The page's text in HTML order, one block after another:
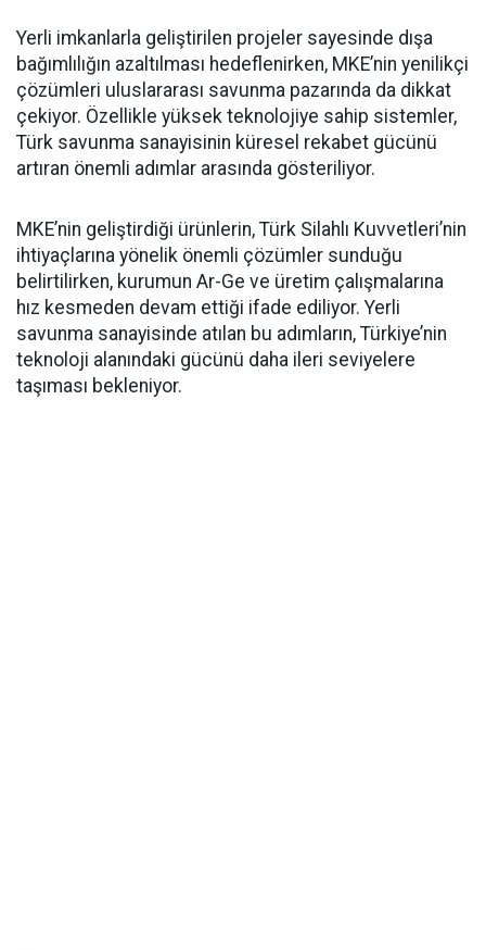
Yerli imkanlarla geliştirilen projeler sayesinde dışa
bağımlılığın azaltılması hedeflenirken, MKE’nin yenilikçi
çözümleri uluslararası savunma pazarında da dikkat
çekiyor. Özellikle yüksek teknolojiye sahip sistemler,
Türk savunma sanayisinin küresel rekabet gücünü
artıran önemli adımlar arasında gösteriliyor.
MKE’nin geliştirdiği ürünlerin, Türk Silahlı Kuvvetleri’nin
ihtiyaçlarına yönelik önemli çözümler sunduğu
belirtilirken, kurumun Ar-Ge ve üretim çalışmalarına
hız kesmeden devam ettiği ifade ediliyor. Yerli
savunma sanayisinde atılan bu adımların, Türkiye’nin
teknoloji alanındaki gücünü daha ileri seviyelere
taşıması bekleniyor.